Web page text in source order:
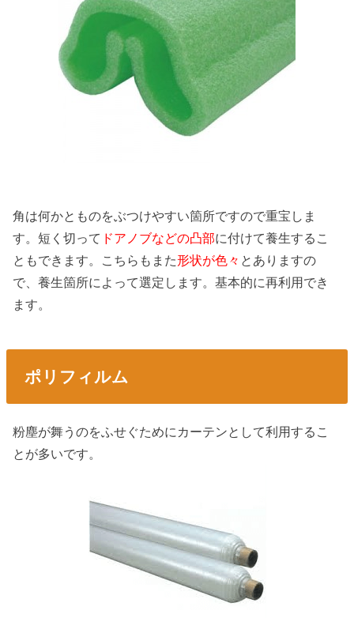
角は何かとものをぶつけやすい箇所ですので重宝しま
す。短く切って ドアノブなどの凸部に付けて養生するこ
ともできます。こちらもまた形状が色々 とありますの
で、養生箇所によって選定します。基本的に再利用でき
ます。
ポリフィルム
粉塵が舞うのをふせぐためにカーテンとして利用するこ
とが多いです。